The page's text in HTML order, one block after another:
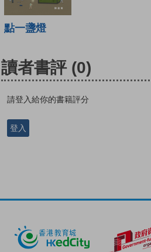
點一盞燈
讀者書評 (0)
請登入給你的書籍評分
登入